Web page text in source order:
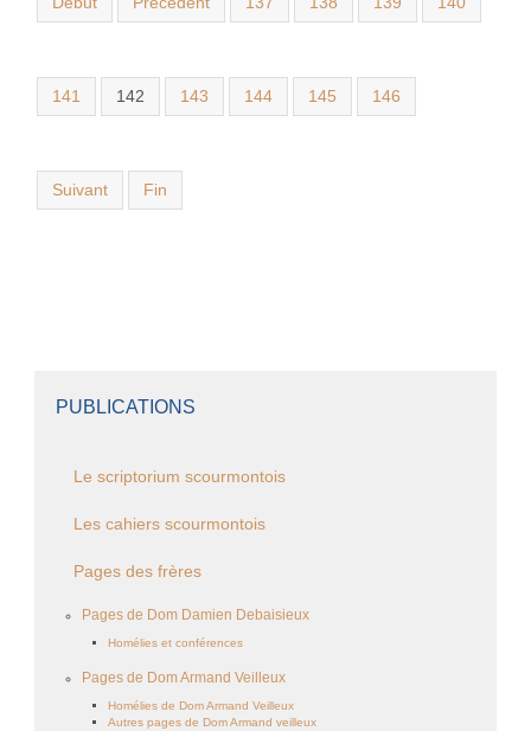
141 142 143 144 145 146
Suivant Fin
PUBLICATIONS
Le scriptorium scourmontois
Les cahiers scourmontois
Pages des frères
Pages de Dom Damien Debaisieux
Homélies et conférences
Pages de Dom Armand Veilleux
Homélies de Dom Armand Veilleux
Autres pages de Dom Armand veilleux